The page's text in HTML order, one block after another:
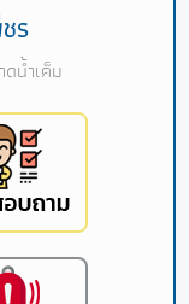
ร
น้ำเค็ม